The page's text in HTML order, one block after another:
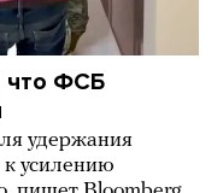
что ФСБ
удержания
к усилению